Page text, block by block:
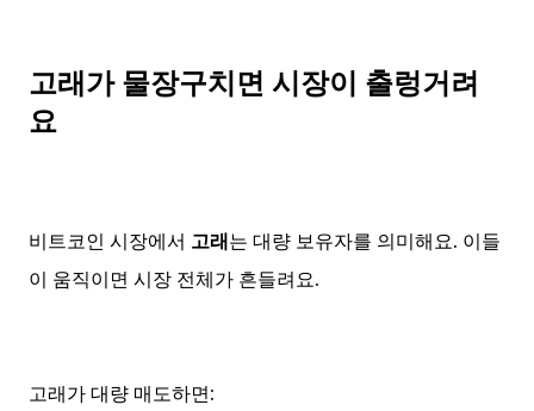
고래가 물장구치면 시장이 출렁거려
요
비트코인 시장에서 고래는 대량 보유자를 의미해요. 이들
이 움직이면 시장 전체가 흔들려요.
고래가 대량 매도하면: